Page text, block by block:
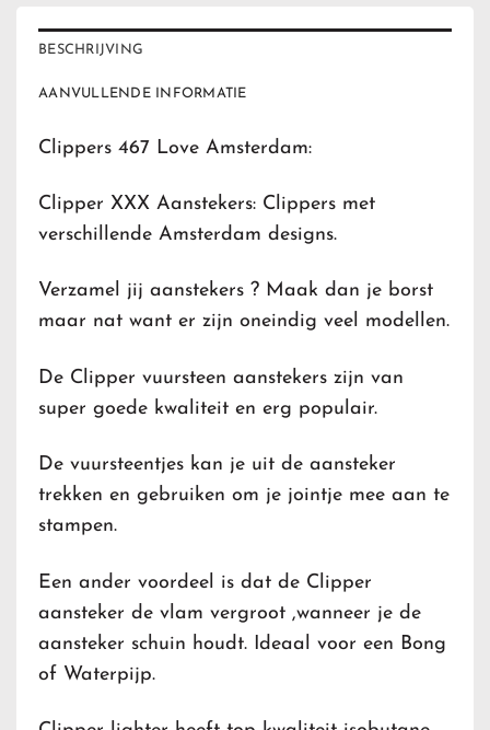
BESCHRIJVING
AANVULLENDE INFORMATIE
Clippers 467 Love Amsterdam:
Clipper XXX Aanstekers: Clippers met
verschillende Amsterdam designs.
Verzamel jij aanstekers ? Maak dan je borst
maar nat want er zijn oneindig veel modellen.
De Clipper vuursteen aanstekers zijn van
super goede kwaliteit en erg populair.
De vuursteentjes kan je uit de aansteker
trekken en gebruiken om je jointje mee aan te
stampen.
Een ander voordeel is dat de Clipper
aansteker de vlam vergroot ,wanneer je de
aansteker schuin houdt. Ideaal voor een Bong
of Waterpijp.